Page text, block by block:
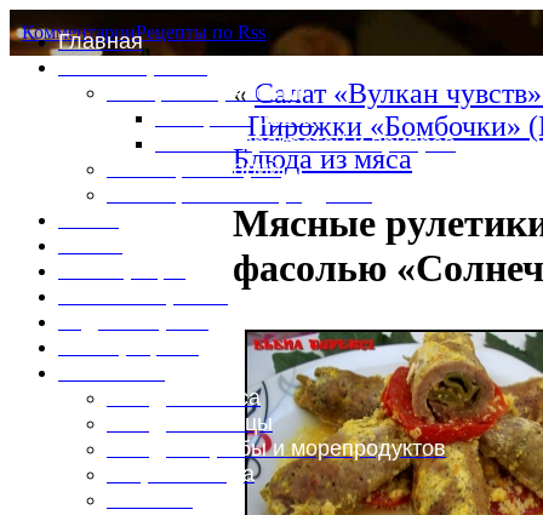
Главная
Специи и пряности
Специи и диета
Каталог пряностей и приправ
Таблица калорий
Блюда из мяса
Блюда из птицы
Блюда из рыбы и морепродуктов
Вторые блюда
КомментарииРецепты по Rss
«Салат «Вулкан
Пирожки «Бомбочки»
Блюда из мяса
Мясные
фасолью